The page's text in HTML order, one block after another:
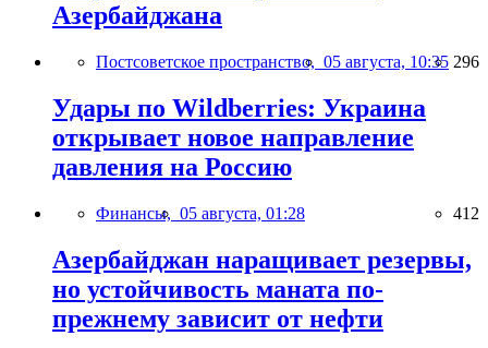
Азербайджана
Постсоветское пространство, 05 августа, 10:35 296
Удары по Wildberries: Украина
открывает новое направление
давления на Россию
Финансы, 05 августа, 01:28 412
Азербайджан наращивает резервы,
но устойчивость маната по-
прежнему зависит от нефти